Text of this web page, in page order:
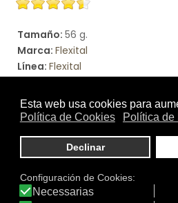
Tamaño: 56 g.
Marca: Flexital
Línea: Flexital
Consigue ablandar las durezas y
días. Humectante que ofrece
de penetración multicapa para
exfoliación suave en los